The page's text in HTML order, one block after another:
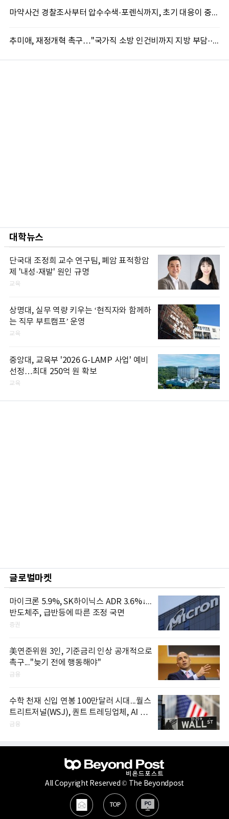
마약사건 경찰조사부터 압수수색·포렌식까지, 초기 대응이 중요한 이유
추미애, 재정개혁 촉구…"국가직 소방 인건비까지 지방 부담···이대로는 못 버틴다"
대학뉴스
단국대 조정희 교수 연구팀, 폐암 표적항암
제 '내성·재발' 원인 규명
교육
상명대, 실무 역량 키우는 ‘현직자와 함께하
는 직무 부트캠프’ 운영
교육
중앙대, 교육부 '2026 G-LAMP 사업' 예비
선정…최대 250억 원 확보
교육
글로벌마켓
마이크론 5.9%, SK하이닉스 ADR 3.6%↓...
반도체주, 급반등에 따른 조정 국면
증권
美연준위원 3인, 기준금리 인상 공개적으로
촉구..."늦기 전에 행동해야"
금융
수학 천재 신입 연봉 100만달러 시대...월스
트리트저널(WSJ), 퀀트 트레딩업체, AI 기
업들 인재 확보 경쟁
금융
All Copyright Reserved © The Beyondpost